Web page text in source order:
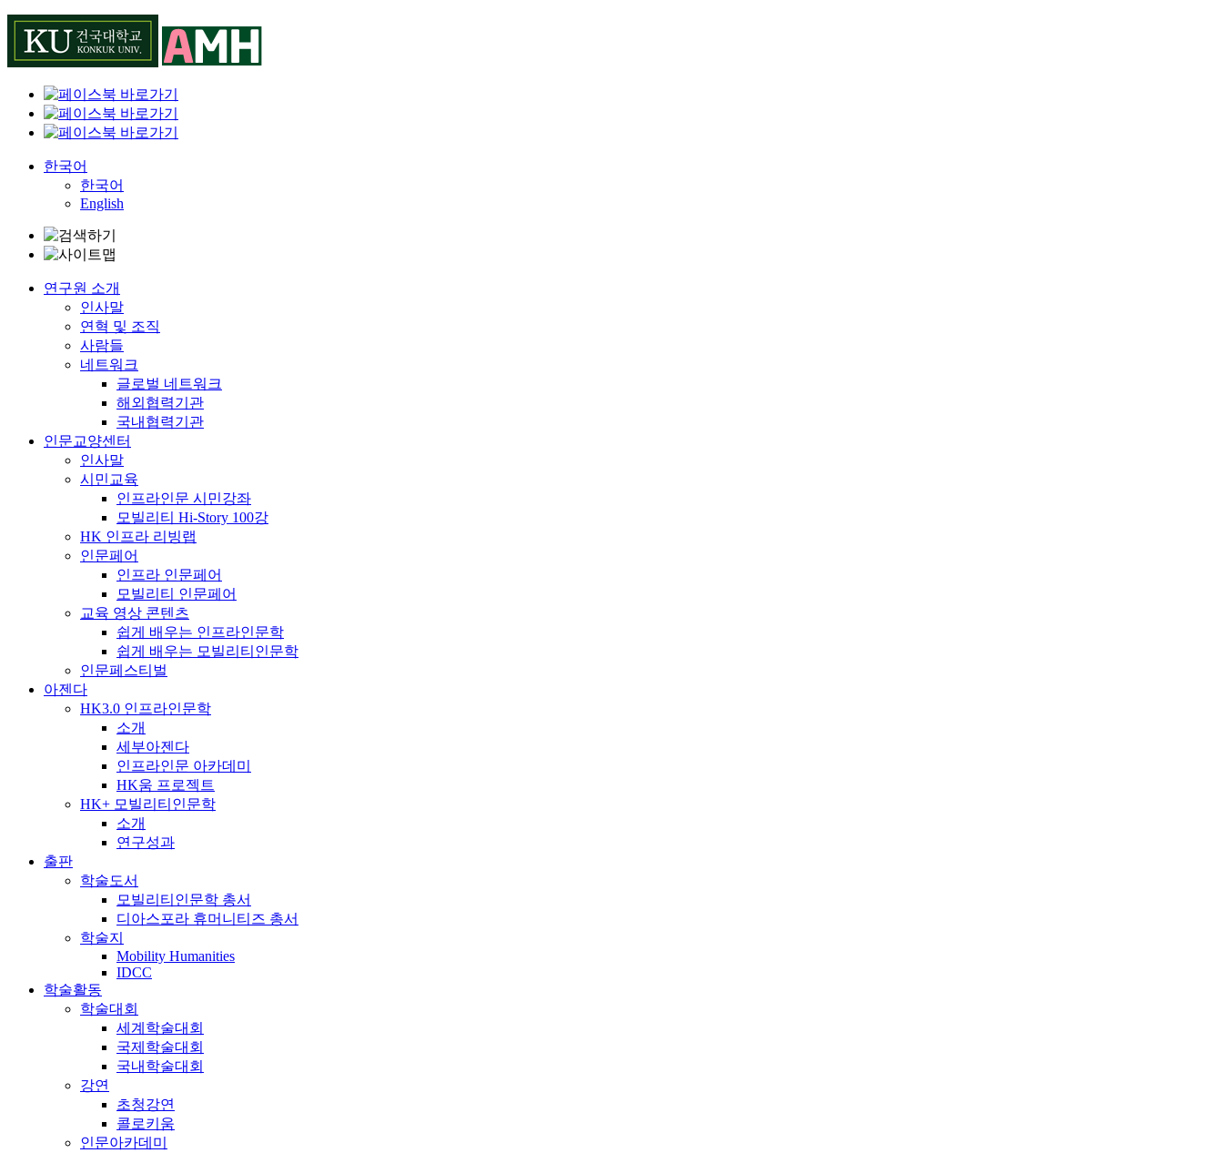
Skip
content
한국어
한국어
English
연구원 소개
인사말
연혁 및 조직
사람들
네트워크
글로벌 네트워크
해외협력기관
국내협력기관
인문교양센터
인사말
시민교육
인프라인문 시민강좌
모빌리티 Hi-Story 100강
HK 인프라 리빙랩
인문페어
인프라 인문페어
모빌리티 인문페어
교육 영상 콘텐츠
쉽게 배우는 인프라인문학
쉽게 배우는 모빌리티인문학
인문페스티벌
아젠다
HK3.0 인프라인문학
소개
세부아젠다
인프라인문 아카데미
HK움 프로젝트
HK+ 모빌리티인문학
소개
연구성과
출판
학술도서
모빌리티인문학 총서
디아스포라 휴머니티즈 총서
학술지
Mobility Humanities
IDCC
학술활동
학술대회
세계학술대회
국제학술대회
국내학술대회
강연
초청강연
콜로키움
인문아카데미